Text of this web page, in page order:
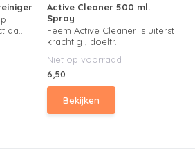
Active Cleaner 500 ml.
Spray
Feem Active Cleaner is uiterst
krachtig , doeltr...
Niet op voorraad
6,50
Bekijken